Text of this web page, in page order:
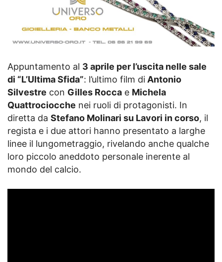
Appuntamento al 3 aprile per l’uscita nelle sale
di “L’Ultima Sfida”: l’ultimo film diAntonio
Silvestre con Gilles Rocca e Michela
Quattrociocche nei ruoli di protagonisti. In
diretta da Stefano Molinari su Lavori in corso, il
regista e i due attori hanno presentato a larghe
linee il lungometraggio, rivelando anche qualche
loro piccolo aneddoto personale inerente al
mondo del calcio.